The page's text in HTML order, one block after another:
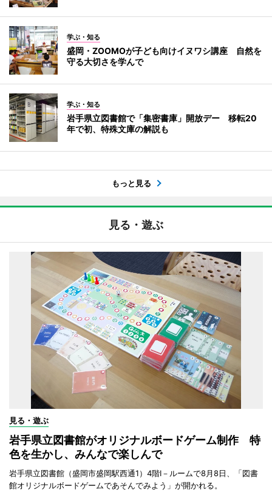
学ぶ・知る
盛岡・ZOOMOが子ども向けイヌワシ講座 自然を
守る大切さを学んで
学ぶ・知る
岩手県立図書館で「集密書庫」開放デー 移転20
年で初、特殊文庫の解説も
もっと見る
見る・遊ぶ
見る・遊ぶ
岩手県立図書館がオリジナルボードゲーム制作 特
色を生かし、みんなで楽しんで
岩手県立図書館（盛岡市盛岡駅西通1）4階I－ルームで8月8日、「図書
館オリジナルボードゲームであそんでみよう」が開かれる。